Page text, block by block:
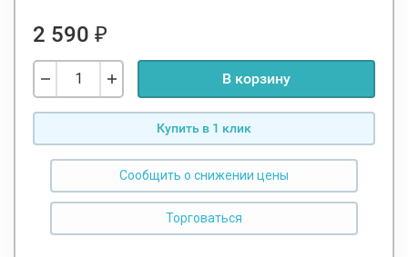
2 590 ₽
В корзину
Купить в 1 клик
Сообщить о снижении цены